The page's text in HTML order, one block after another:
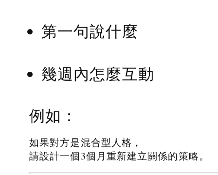
第一句說什麼
幾週內怎麼互動
例如：
如果對方是混合型人格，
請設計一個3個月重新建立關係的策略。